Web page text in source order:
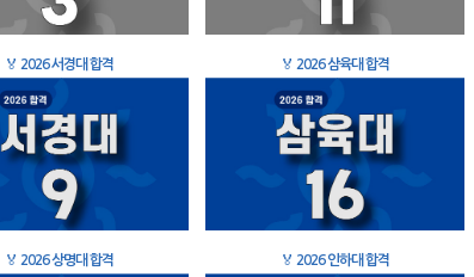
🏅 2026 서경대 합격 🏅 2026 삼육대 합격
🏅 2026 상명대 합격 🏅 2026 인하대 합격